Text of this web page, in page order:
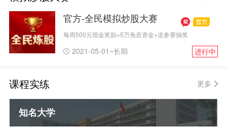
官方-全民模拟炒股大赛
每周500元现金奖励+5万免息资金+送参赛抽奖
2021-05-01~长期 进行中
课程实练 更多
知名大学